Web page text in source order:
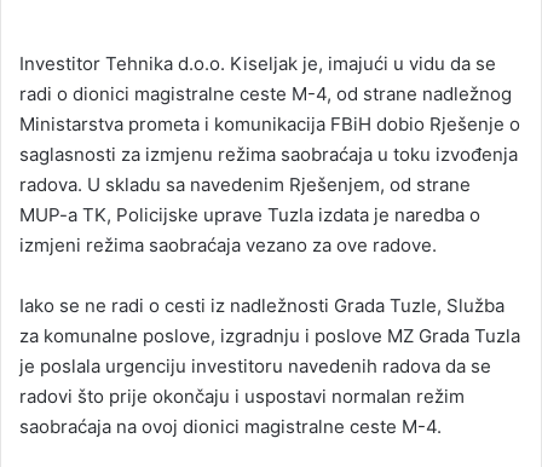
Investitor Tehnika d.o.o. Kiseljak je, imajući u vidu da se
radi o dionici magistralne ceste M-4, od strane nadležnog
Ministarstva prometa i komunikacija FBiH dobio Rješenje o
saglasnosti za izmjenu režima saobraćaja u toku izvođenja
radova. U skladu sa navedenim Rješenjem, od strane
MUP-a TK, Policijske uprave Tuzla izdata je naredba o
izmjeni režima saobraćaja vezano za ove radove.
Iako se ne radi o cesti iz nadležnosti Grada Tuzle, Služba
za komunalne poslove, izgradnju i poslove MZ Grada Tuzla
je poslala urgenciju investitoru navedenih radova da se
radovi što prije okončaju i uspostavi normalan režim
saobraćaja na ovoj dionici magistralne ceste M-4.